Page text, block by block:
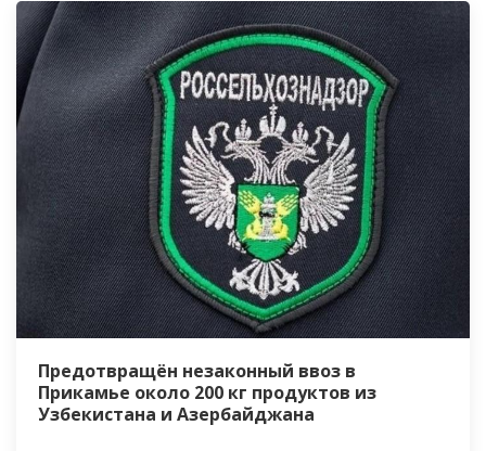
Предотвращён незаконный ввоз в
Прикамье около 200 кг продуктов из
Узбекистана и Азербайджана